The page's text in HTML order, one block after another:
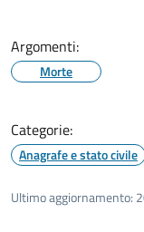
Argomenti:
Morte
Categorie:
Anagrafe e stato civile
Ultimo aggiornamento: